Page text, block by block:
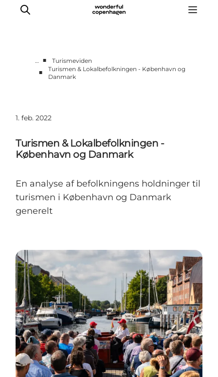
Vi arbejder for
Om Wonderful Copenhagen
… ■
Turismeviden
■
Turismen & Lokalbefolkningen - København og
Danmark
1. feb. 2022
Turismen & Lokalbefolkningen -
København og Danmark
En analyse af befolkningens holdninger til
turismen i København og Danmark
generelt